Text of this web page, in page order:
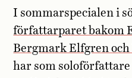
I sommarspecialen i
författarparet bakom
Bergmark Elfgren
har som